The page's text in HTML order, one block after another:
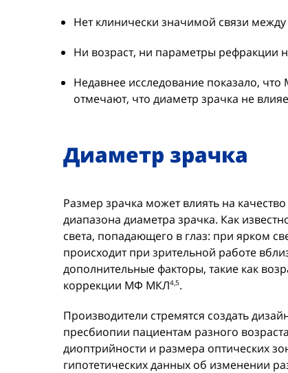
Нет клинически значимой связи
Ни возраст, ни параметры рефракции
Недавнее исследование показало,
отмечают, что диаметр зрачка не
Диаметр зрачка
Размер зрачка может влиять на
диапазона диаметра зрачка. Как
света, попадающего в глаз: при ярком
происходит при зрительной работе
дополнительные факторы, такие как
коррекции МФ МКЛ4,5.
Производители стремятся создать
пресбиопии пациентам разного
диоптрийности и размера оптических
гипотетических данных об изменении